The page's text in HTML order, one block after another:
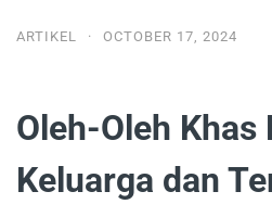
ARTIKEL · OCTOBER 17, 2024
Oleh-Oleh
Keluarga dan